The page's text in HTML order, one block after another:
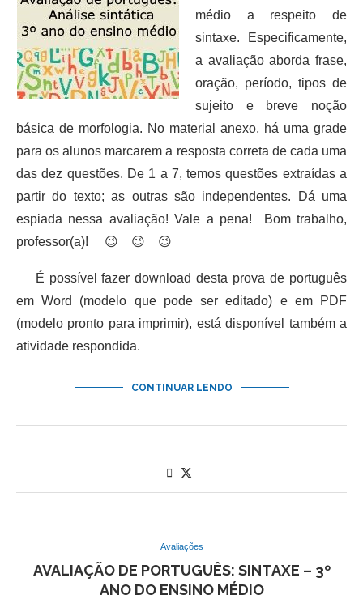
médio a respeito de
sintaxe. Especificamente,
a avaliação aborda frase,
oração, período, tipos de
sujeito e breve noção
básica de morfologia. No material anexo, há uma grade
para os alunos marcarem a resposta correta de cada uma
das dez questões. De 1 a 7, temos questões extraídas a
partir do texto; as outras são independentes. Dá uma
espiada nessa avaliação! Vale a pena! Bom trabalho,
professor(a)! 😉 😉 😉
É possível fazer download desta prova de português
em Word (modelo que pode ser editado) e em PDF
(modelo pronto para imprimir), está disponível também a
atividade respondida.
CONTINUAR LENDO
Avaliações
AVALIAÇÃO DE PORTUGUÊS: SINTAXE – 3º
ANO DO ENSINO MÉDIO